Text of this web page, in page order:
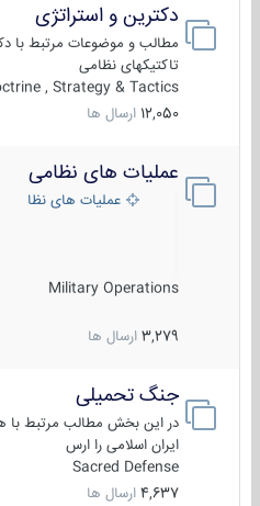
دکترین و استراتژی
مطالب و موضوعات مرتبط با
تاکتیکهای نظامی
, Strategy & Tactics
12,050 ارسال ها
عملیات های نظامی
عملیات های نظامی
Military Operations
3,279 ارسال ها
جنگ تحمیلی
در این بخش مطالب مرتبط با
ایران اسلامی را ارس
Sacred Defense
4,637 ارسال ها